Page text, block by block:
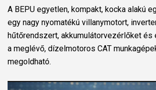
A BEPU egyetlen, kompakt, kocka alakú
egy nagy nyomatékú villanymotort,
hűtőrendszert, akkumulátorvezérlőket és
a meglévő, dízelmotoros CAT
megoldható.